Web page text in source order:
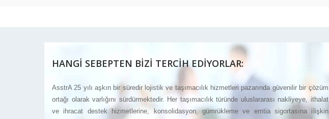
HANGİ SEBEPTEN BİZİ TERCİH EDİYORLAR:
AsstrA 25 yılı aşkın bir süredir lojistik ve taşımacılık hizmetleri pazarında güvenilir bir çözüm
ortağı olarak varlığını sürdürmektedir. Her taşımacılık türünde uluslararası nakliyeye, ithalat
ve ihracat destek hizmetlerine, konsolidasyon, gümrükleme ve emtia sigortasına ilişkin